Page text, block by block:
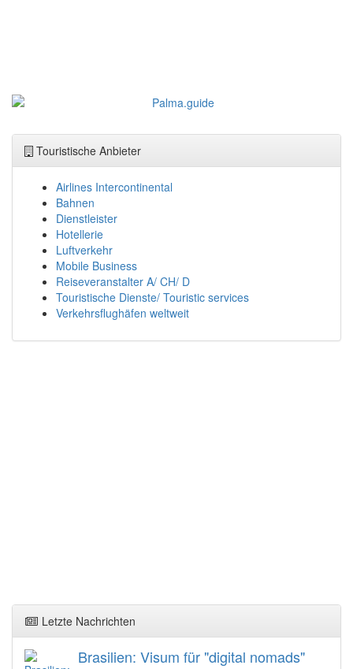
Touristische Anbieter
Airlines Intercontinental
Bahnen
Dienstleister
Hotellerie
Luftverkehr
Mobile Business
Reiseveranstalter A/ CH/ D
Touristische Dienste/ Touristic services
Verkehrsflughäfen weltweit
Letzte Nachrichten
Brasilien: Visum für "digital nomads"